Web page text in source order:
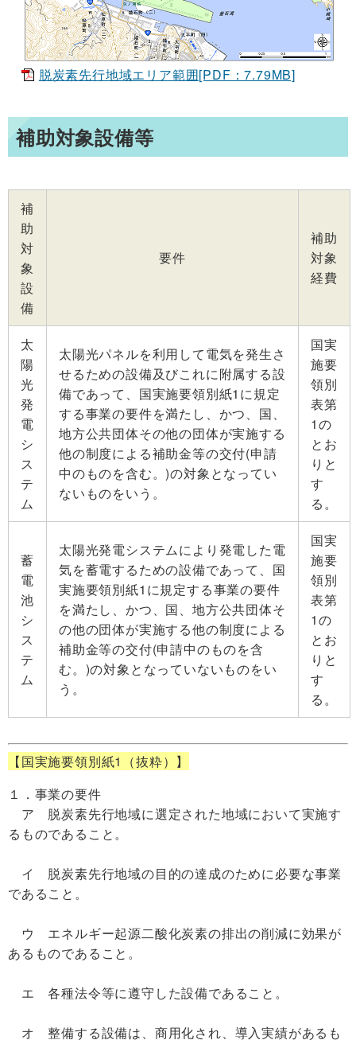
脱炭素先行地域エリア範囲[PDF：7.79MB]
補助対象設備等
補
助
対
象
設
備
要件
補助
対象
経費
太
陽
光
発
電
シ
ス
テ
ム
太陽光パネルを利用して電気を発生さ
せるための設備及びこれに附属する設
備であって、国実施要領別紙1に規定
する事業の要件を満たし、かつ、国、
地方公共団体その他の団体が実施する
他の制度による補助金等の交付(申請
中のものを含む。)の対象となってい
ないものをいう。
国実
施要
領別
表第
1の
とお
りと
す
る。
蓄
電
池
シ
ス
テ
ム
太陽光発電システムにより発電した電
気を蓄電するための設備であって、国
実施要領別紙1に規定する事業の要件
を満たし、かつ、国、地方公共団体そ
の他の団体が実施する他の制度による
補助金等の交付(申請中のものを含
む。)の対象となっていないものをい
う。
国実
施要
領別
表第
1の
とお
りと
す
る。
【国実施要領別紙1（抜粋）】
１．事業の要件
ア 脱炭素先行地域に選定された地域において実施す
るものであること。
イ 脱炭素先行地域の目的の達成のために必要な事業
であること。
ウ エネルギー起源二酸化炭素の排出の削減に効果が
あるものであること。
エ 各種法令等に遵守した設備であること。
オ 整備する設備は、商用化され、導入実績があるも